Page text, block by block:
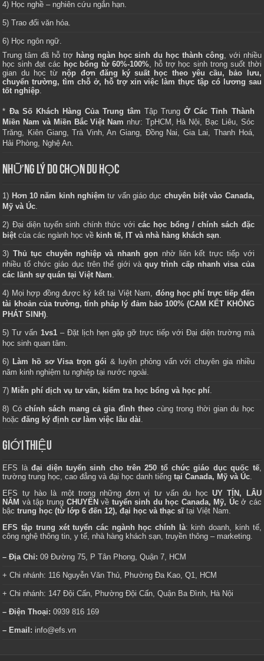
4) Học nghề – nghiên cứu ngắn hạn.
5) Trao đổi văn hóa.
6) Học ngôn ngữ.
Trung tâm đã hỗ trợ hàng ngàn học sinh du học thành công, với nhiều
học sinh đạt các học bổng từ 60%-100%, hỗ trợ học sinh trong suốt thời
gian du học từ nộp đơn đăng ký suất học theo yêu cầu, bảo lưu,
chuyển trường, tìm chỗ ở, hỗ trợ xin việc làm thực tập có lương sau
tốt nghiệp.
* Đa Số Khách Hàng Của Trung tâm Tập TrungỞ Các Tỉnh Thành
Miền Nam và Miền Bắc Việt Nam như: TpHCM, Hà Nội, Bạc Liêu, Sóc
Trăng, Kiên Giang, Trà Vinh, An Giang, Đồng Nai, Gia Lai, Thanh Hoá,
Hải Phòng, Nghệ An.
NHỮNG LÝ DO CHỌN DU HỌC
1) Hơn 10 năm kinh nghiệm tư vấn giáo dục chuyên biệt vào Canada,
Mỹ và Úc.
2) Đại diện tuyển sinh chính thức vớicác học bổng / chính sách đặc
biệt của các ngành học về kinh tế, IT và nhà hàng khách sạn.
3) Thủ tục chuyên nghiệp và nhanh gọn nhờ liên kết trực tiếp với
nhiều tổ chức giáo dục trên thế giới vàquy trình cấp nhanh visa của
các lãnh sự quán tại Việt Nam.
4) Mọi hợp đồng được ký kết tại Việt Nam, đóng học phí trực tiếp đến
tài khoản của trường, tính pháp lý đảm bảo 100% (CAM KẾT KHÔNG
PHÁT SINH).
5) Tư vấn 1vs1– Đặt lịch hẹn gặp gỡ trực tiếp với Đại diện trường mà
học sinh quan tâm.
6) Làm hồ sơ Visa trọn gói & luyện phỏng vấn với chuyên gia nhiều
năm kinh nghiệm tu nghiệp tại nước ngoài.
7) Miễn phí dịch vụ tư vấn, kiểm tra học bổng và học phí.
8) Cóchính sách mang cả gia đình theocùng trong thời gian du học
hoặcđăng ký định cư làm việc lâu dài.
GIỚI THIỆU
EFS làđại diện tuyển sinh cho trên 250 tổ chức giáo dục quốc tế,
trường trung học, cao đẳng và đại học danh tiếng tại Canada, Mỹ và Úc.
EFS tự hào là một trong những đơn vị tư vấn du học UY TÍN, LÂU
NĂM và tập trung CHUYÊN về tuyển sinh du học Canada, Mỹ, Úcở các
bậctrung học (từ lớp 6 đến 12), đại học và thạc sĩtại Việt Nam.
EFS tập trung xét tuyển các ngành học chính là: kinh doanh, kinh tế,
công nghệ thông tin, y tế, nhà hàng khách sạn, truyền thông – marketing.
– Địa Chỉ: 09 Đường 75, P Tân Phong, Quận 7, HCM
+ Chi nhánh: 116 Nguyễn Văn Thủ, Phường Đa Kao, Q1, HCM
+ Chi nhánh: 147 Đội Cấn, Phường Đội Cấn, Quận Ba Đình, Hà Nội
– Điện Thoại: 0939 816 169
– Email: info@efs.vn